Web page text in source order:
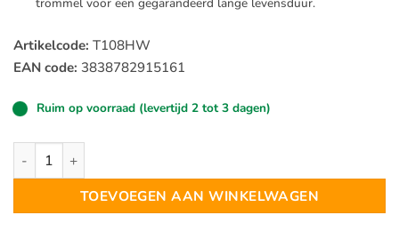
Artikelcode: T108HW
EAN code: 3838782915161
Ruim op voorraad (levertijd 2 tot 3 dagen)
Asko T108HW warmtepompdroger met 8 kilo vulgewicht
TOEVOEGEN AAN WINKELWAGEN